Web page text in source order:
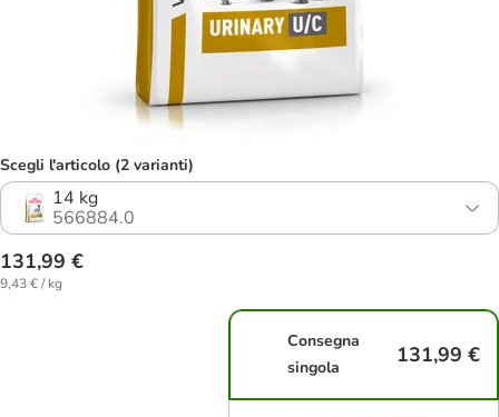
Scegli l'articolo (2 varianti)
14 kg
566884.0
131,99 €
9,43 € / kg
Consegna
singola
131,99 €